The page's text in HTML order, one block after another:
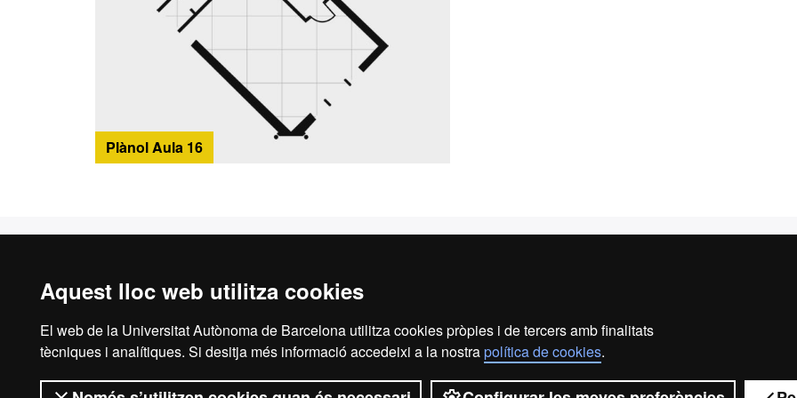
Aquest lloc web utilitza cookies
El web de la Universitat Autònoma de Barcelona utilitza cookies pròpies i de tercers amb finalitats
tècniques i analítiques. Si desitja més informació accedeixi a la nostrapolítica de cookies.
Plànol Aula 16
Història
Convalescència
Cronologia d'esdeveniments
Directori d'espais per plantes
d'esdeveniments
Servei de restauració